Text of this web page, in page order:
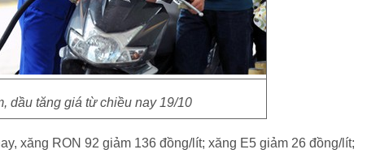
dầu tăng giá từ chiều nay 19/10
xăng RON 92 giảm 136 đồng/lít; xăng E5 giảm 26 đồng/lít;